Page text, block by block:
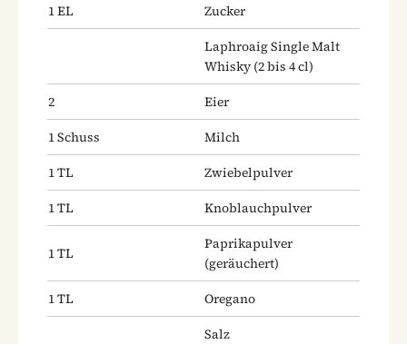
1EL
Zucker
Laphroaig Single Malt
Whisky (2 bis 4 cl)
2
Eier
1Schuss
Milch
1TL
Zwiebelpulver
1TL Knoblauchpulver
1TL
Paprikapulver
(geräuchert)
1TL
Oregano
Salz